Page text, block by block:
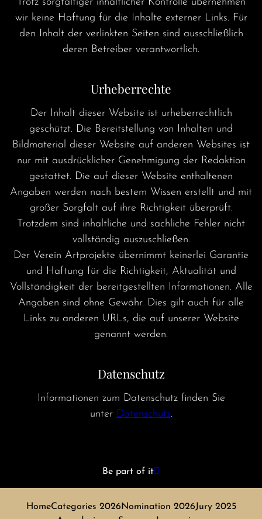
wir keine Haftung für die Inhalte externer Links. Für
den Inhalt der verlinkten Seiten sind ausschließlich
deren Betreiber verantwortlich.
Urheberrechte
Der Inhalt dieser Website ist urheberrechtlich
geschützt. Die Bereitstellung von Inhalten und
Bildmaterial dieser Website auf anderen Websites ist
nur mit ausdrücklicher Genehmigung der Redaktion
gestattet. Die auf dieser Website enthaltenen
Angaben werden nach bestem Wissen erstellt und mit
großer Sorgfalt auf ihre Richtigkeit überprüft.
Trotzdem sind inhaltliche und sachliche Fehler nicht
vollständig auszuschließen.
Der Verein Artprojekte übernimmt keinerlei Garantie
und Haftung für die Richtigkeit, Aktualität und
Vollständigkeit der bereitgestellten Informationen. Alle
Angaben sind ohne Gewähr. Dies gilt auch für alle
Links zu anderen URLs, die auf unserer Website
genannt werden.
Datenschutz
Informationen zum Datenschutz finden Sie
unter Datenschutz.
Be part of it
HomeCategories 2026 Nomination 2026Jury 2025